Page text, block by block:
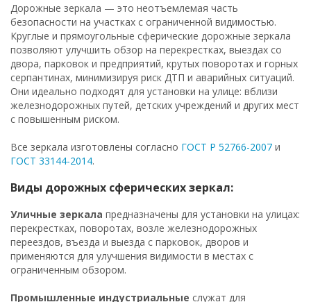
Дорожные зеркала — это неотъемлемая часть
безопасности на участках с ограниченной видимостью.
Круглые и прямоугольные сферические дорожные зеркала
позволяют улучшить обзор на перекрестках, выездах со
двора, парковок и предприятий, крутых поворотах и горных
серпантинах, минимизируя риск ДТП и аварийных ситуаций.
Они идеально подходят для установки на улице: вблизи
железнодорожных путей, детских учреждений и других мест
с повышенным риском.
Все зеркала изготовлены согласно ГОСТ Р 52766-2007 и
ГОСТ 33144-2014.
Виды дорожных сферических зеркал:
Уличные зеркала предназначены для установки на улицах:
перекрестках, поворотах, возле железнодорожных
переездов, въезда и выезда с парковок, дворов и
применяются для улучшения видимости в местах с
ограниченным обзором.
Промышленные индустриальные служат для